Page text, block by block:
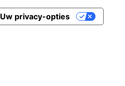
Uw privacy-opties